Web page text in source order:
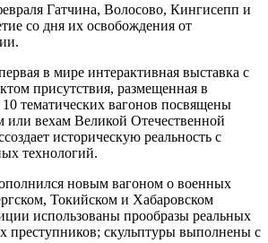
Гатчина, Волосово, Кингисепп и
со дня их освобождения от
в мире интерактивная выставка с
присутствия, размещенная в
тематических вагонов посвящены
или вехам Великой Отечественной
историческую реальность с
технологий.
новым вагоном о военных
Токийском и Хабаровском
использованы прообразы реальных
преступников; скульптуры выполнены с